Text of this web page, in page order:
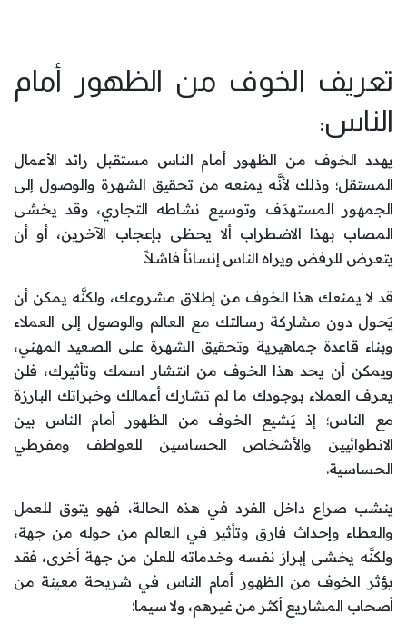
تعريف الخوف من الظهور أمام
الناس:
يهدد الخوف من الظهور أمام الناس مستقبل رائد الأعمال
المستقل؛ وذلك لأنَّه يمنعه من تحقيق الشهرة والوصول إلى
الجمهور المستهدَف وتوسيع نشاطه التجاري، وقد يخشى
المصاب بهذا الاضطراب ألا يحظى بإعجاب الآخرين، أو أن
يتعرض للرفض ويراه الناس إنساناً فاشلاً.
قد لا يمنعك هذا الخوف من إطلاق مشروعك، ولكنَّه يمكن أن
يَحول دون مشاركة رسالتك مع العالم والوصول إلى العملاء
وبناء قاعدة جماهيرية وتحقيق الشهرة على الصعيد المهني،
ويمكن أن يحد هذا الخوف من انتشار اسمك وتأثيرك، فلن
يعرف العملاء بوجودك ما لم تشارك أعمالك وخبراتك البارزة
مع الناس؛ إذ يَشيع الخوف من الظهور أمام الناس بين
الانطوائيين والأشخاص الحساسين للعواطف ومفرطي
الحساسية.
ينشب صراع داخل الفرد في هذه الحالة، فهو يتوق للعمل
والعطاء وإحداث فارق وتأثير في العالم من حوله من جهة،
ولكنَّه يخشى إبراز نفسه وخدماته للعلن من جهة أخرى، فقد
يؤثر الخوف من الظهور أمام الناس في شريحة معينة من
أصحاب المشاريع أكثر من غيرهم، ولا سيما: